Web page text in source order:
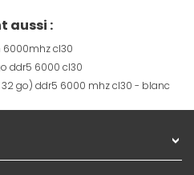
aussi :
6000mhz cl30
ddr5 6000 cl30
go) ddr5 6000 mhz cl30 - blanc